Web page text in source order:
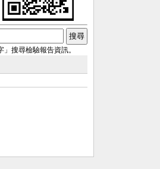
搜尋檢驗報告資訊。